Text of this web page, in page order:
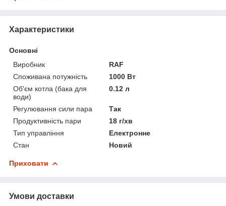
Характеристики
Основні
Виробник
RAF
Споживана потужність
1000 Вт
Об'єм котла (бака для
води)
0.12 л
Регулювання сили пара
Так
Продуктивність пари
18 г/хв
Тип управління
Електронне
Стан
Новий
Приховати
Умови доставки